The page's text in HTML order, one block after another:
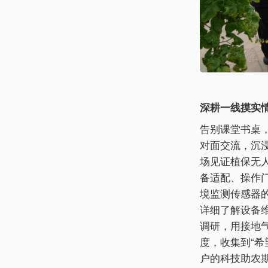
深耕一线摸实
告别课堂书桌
对面交流，沉
场见证植保无
备适配、操作
境监测传感器
详细了解设备
调研，用接地
度，收集到“
户的科技助农